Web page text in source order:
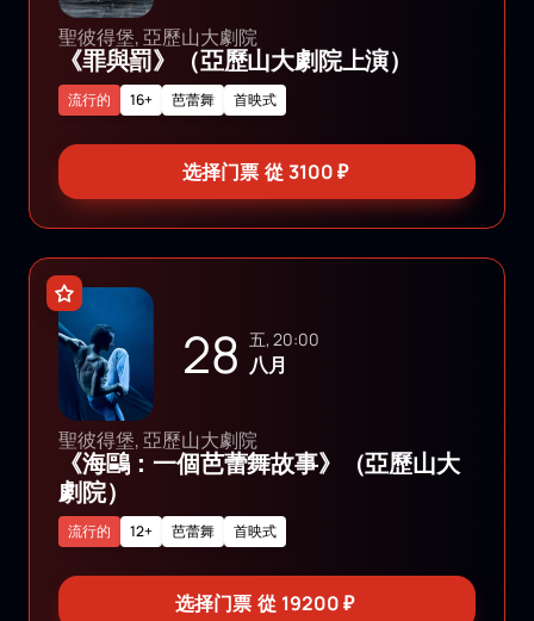
聖彼得堡, 亞歷山大劇院
《罪與罰》（亞歷山大劇院上演）
16+ 芭蕾舞
流行的 首映式
选择门票 從 3100₽
28 五, 20:00
八月
聖彼得堡, 亞歷山大劇院
《海鷗：一個芭蕾舞故事》（亞歷山大
劇院）
12+ 芭蕾舞
流行的 首映式
选择门票 從 19200₽